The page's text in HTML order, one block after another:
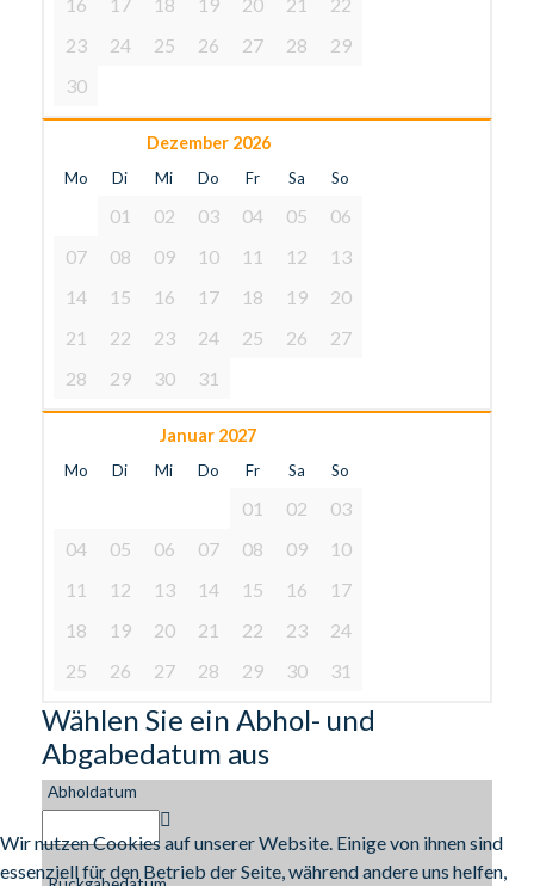
23
24 25 26 27 28
29
30
Dezember 2026
Mo Di Mi Do Fr Sa So
01 02 03 04 05
06
07
08 09 10 11 12
13
14
15 16 17 18 19
20
21
22 23 24 25 26
27
28
29 30 31
Januar 2027
Mo Di Mi Do Fr Sa So
01 02
03
04
05 06 07 08 09
10
11
12 13 14 15 16
17
18
19 20 21 22 23
24
25
26 27 28 29 30 31
Wählen Sie ein Abhol- und
Abgabedatum aus
Abholdatum
Wir nutzen Cookies auf unserer Website. Einige von ihnen sind
essenziell für den Betrieb der Seite, während andere uns helfen,